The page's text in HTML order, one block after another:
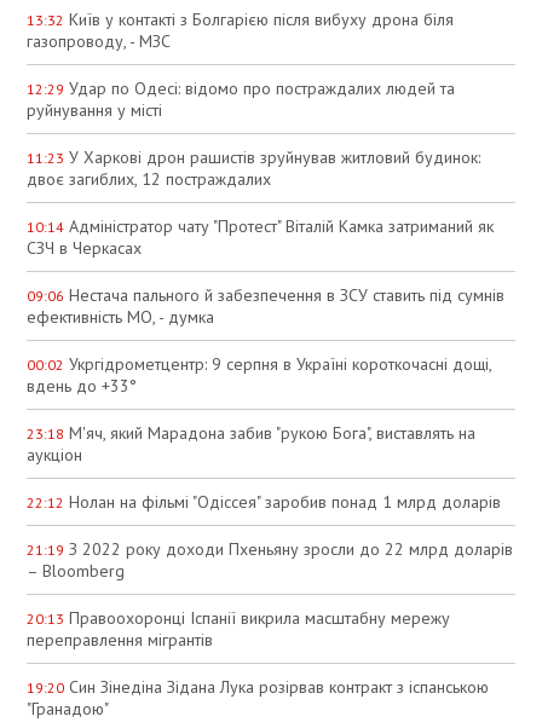
13:32 Київ у контакті з Болгарією після вибуху дрона біля
газопроводу, - МЗС
12:29 Удар по Одесі: відомо про постраждалих людей та
руйнування у місті
11:23 У Харкові дрон рашистів зруйнував житловий будинок:
двоє загиблих, 12 постраждалих
10:14 Адміністратор чату "Протест" Віталій Камка затриманий як
СЗЧ в Черкасах
09:06 Нестача пального й забезпечення в ЗСУ ставить під сумнів
ефективність МО, - думка
00:02 Укргідрометцентр: 9 серпня в Україні короткочасні дощі,
вдень до +33°
23:18 М'яч, який Марадона забив "рукою Бога", виставлять на
аукціон
22:12 Нолан на фільмі "Одіссея" заробив понад 1 млрд доларів
21:19 З 2022 року доходи Пхеньяну зросли до 22 млрд доларів
– Bloomberg
20:13 Правоохоронці Іспанії викрила масштабну мережу
переправлення мігрантів
19:20 Син Зінедіна Зідана Лука розірвав контракт з іспанською
"Гранадою"